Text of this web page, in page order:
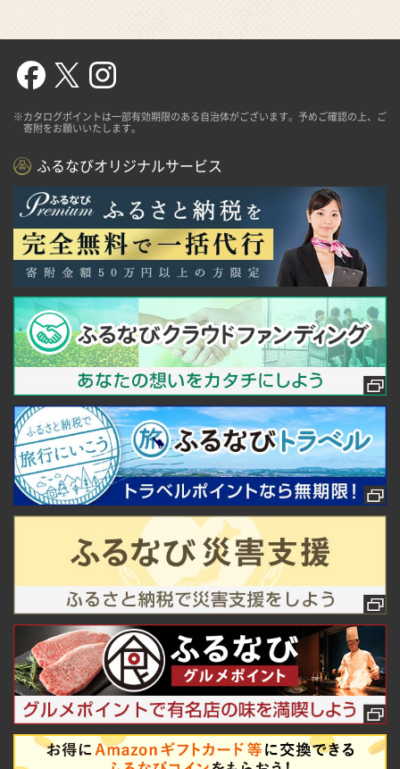
※カタログポイントは一部有効期限のある自治体がございます。予めご確認の上、ご
寄附をお願いいたします。
ふるなびオリジナルサービス